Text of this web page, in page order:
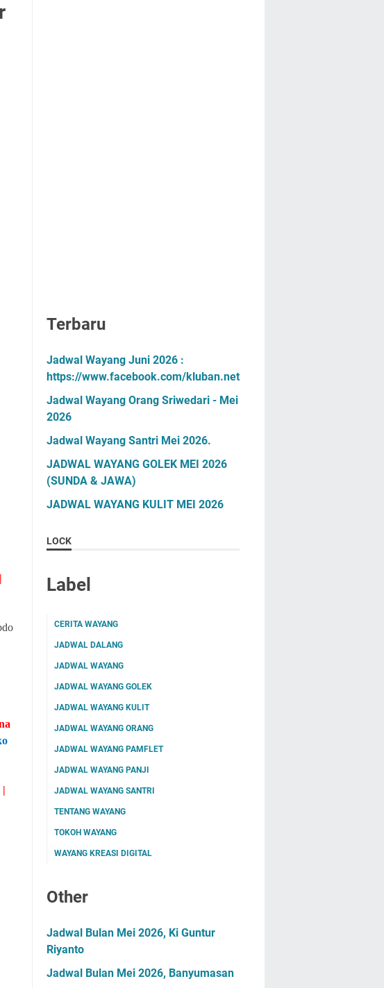
|
|
Terbaru
Jadwal Wayang Juni 2026 :
https://www.facebook.com/kluban.net
Jadwal Wayang Orang Sriwedari - Mei
2026
Jadwal Wayang Santri Mei 2026.
JADWAL WAYANG GOLEK MEI 2026
(SUNDA & JAWA)
JADWAL WAYANG KULIT MEI 2026
LOCK
Label
CERITA WAYANG
JADWAL DALANG
JADWAL WAYANG
JADWAL WAYANG GOLEK
JADWAL WAYANG KULIT
JADWAL WAYANG ORANG
JADWAL WAYANG PAMFLET
JADWAL WAYANG PANJI
JADWAL WAYANG SANTRI
TENTANG WAYANG
TOKOH WAYANG
WAYANG KREASI DIGITAL
Other
Jadwal Bulan Mei 2026, Ki Guntur
Riyanto
Jadwal Bulan Mei 2026, Banyumasan